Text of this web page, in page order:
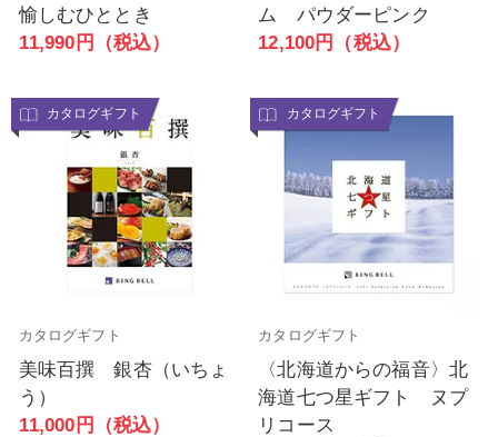
愉しむひととき
11,990円（税込）
ム パウダーピンク
12,100円（税込）
カタログギフト
カタログギフト
美味百撰 銀杏（いちょ
う）
11,000円（税込）
カタログギフト
カタログギフト
〈北海道からの福音〉北
海道七つ星ギフト ヌプ
リコース